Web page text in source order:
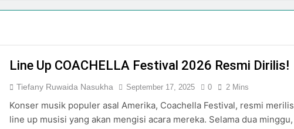
Line Up COACHELLA Festival 2026 Resmi Dirilis!
Tiefany Ruwaida Nasukha September 17, 2025 0 2 Mins
Konser musik populer asal Amerika, Coachella Festival, resmi merilis
line up musisi yang akan mengisi acara mereka. Selama dua minggu,